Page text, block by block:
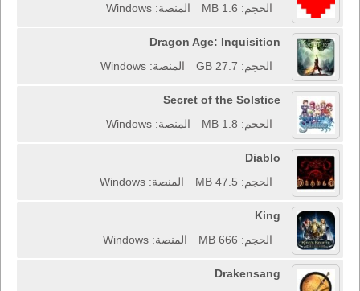
الحجم: 1.6 MB
المنصة: Windows
Dragon Age: Inquisition
الحجم: 27.7 GB
المنصة: Windows
Secret of the Solstice
الحجم: 1.8 MB
المنصة: Windows
Diablo
الحجم: 47.5 MB
المنصة: Windows
King
الحجم: 666 MB
المنصة: Windows
Drakensang